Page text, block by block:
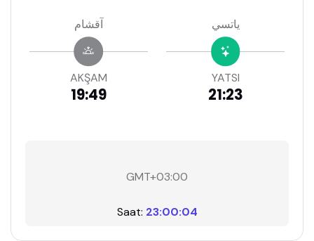
آقشام
AKŞAM
19:49
ياتسي
YATSI
21:23
GMT+03:00
Saat: 23:00:04